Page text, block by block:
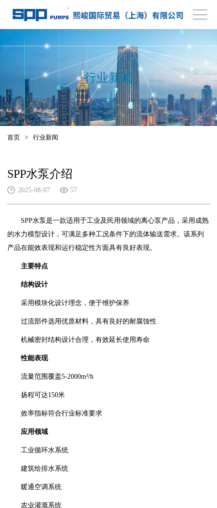
行业新闻
首页 > 行业新闻
SPP水泵介绍
2025-08-07 57
SPP水泵是一款适用于工业及民用领域的离心泵产品，采用成熟
的水力模型设计，可满足多种工况条件下的流体输送需求。该系列
产品在能效表现和运行稳定性方面具有良好表现。
主要特点
结构设计
采用模块化设计理念，便于维护保养
过流部件选用优质材料，具有良好的耐腐蚀性
机械密封结构设计合理，有效延长使用寿命
性能表现
流量范围覆盖5-2000m³/h
扬程可达150米
效率指标符合行业标准要求
应用领域
工业循环水系统
建筑给排水系统
暖通空调系统
农业灌溉系统